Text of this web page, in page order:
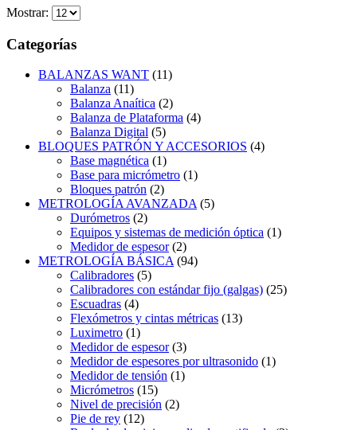
Mostrar:
Categorías
BALANZAS WANT (11)
Balanza (11)
Balanza Anaítica (2)
Balanza de Plataforma (4)
Balanza Digital (5)
BLOQUES PATRÓN Y ACCESORIOS (4)
Base magnética (1)
Base para micrómetro (1)
Bloques patrón (2)
METROLOGÍA AVANZADA (5)
Durómetros (2)
Equipos y sistemas de medición óptica (1)
Medidor de espesor (2)
METROLOGÍA BÁSICA (94)
Calibradores (5)
Calibradores con estándar fijo (galgas) (25)
Escuadras (4)
Flexómetros y cintas métricas (13)
Luximetro (1)
Medidor de espesor (3)
Medidor de espesores por ultrasonido (1)
Medidor de tensión (1)
Micrómetros (15)
Nivel de precisión (2)
Pie de rey (12)